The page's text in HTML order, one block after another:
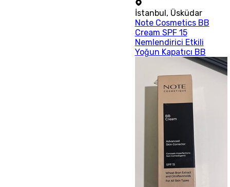
İstanbul, Üsküdar
Note Cosmetics BB
Cream SPF 15
Nemlendirici Etkili
Yoğun Kapatıcı BB